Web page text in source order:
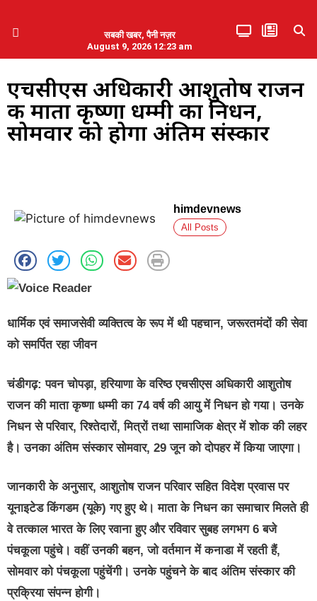
सबकी खबर, पैनी नज़र
August 9, 2026 12:23 am
एचसीएस अधिकारी आशुतोष राजन
की माता कृष्णा धम्मी का निधन,
सोमवार को होगा अंतिम संस्कार
himdevnews
All Posts
धार्मिक एवं समाजसेवी व्यक्तित्व के रूप में थी पहचान, जरूरतमंदों की सेवा
को समर्पित रहा जीवन
चंडीगढ़: पवन चोपड़ा, हरियाणा के वरिष्ठ एचसीएस अधिकारी आशुतोष
राजन की माता कृष्णा धम्मी का 74 वर्ष की आयु में निधन हो गया। उनके
निधन से परिवार, रिश्तेदारों, मित्रों तथा सामाजिक क्षेत्र में शोक की लहर
है। उनका अंतिम संस्कार सोमवार, 29 जून को दोपहर में किया जाएगा।
जानकारी के अनुसार, आशुतोष राजन परिवार सहित विदेश प्रवास पर
यूनाइटेड किंगडम (यूके) गए हुए थे। माता के निधन का समाचार मिलते ही
वे तत्काल भारत के लिए रवाना हुए और रविवार सुबह लगभग 6 बजे
पंचकूला पहुंचे। वहीं उनकी बहन, जो वर्तमान में कनाडा में रहती हैं,
सोमवार को पंचकूला पहुंचेंगी। उनके पहुंचने के बाद अंतिम संस्कार की
प्रक्रिया संपन्न होगी।